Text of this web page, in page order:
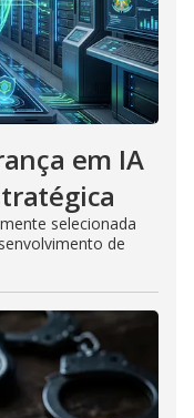
em IA
selecionada
de